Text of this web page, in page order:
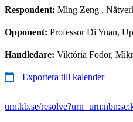
Respondent: Ming Zeng ,
Opponent: Professor Di Yuan,
Handledare: Viktória Fodor,
Exportera till kalender
urn.kb.se/